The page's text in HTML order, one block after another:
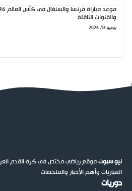
موعد مباراة
والقنوات الناقلة
يونيو 16, 2026
نيو سبوتموقع رياضي مختص في كرة القدم
المباريات وأهم الأخبار والملخصات
دوريات